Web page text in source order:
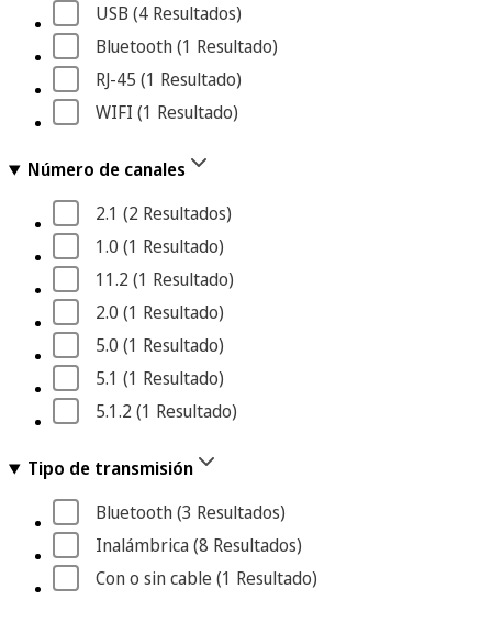
USB (4 Resultados)
Bluetooth (1 Resultado)
RJ-45 (1 Resultado)
WIFI (1 Resultado)
Número de canales
2.1 (2 Resultados)
1.0 (1 Resultado)
11.2 (1 Resultado)
2.0 (1 Resultado)
5.0 (1 Resultado)
5.1 (1 Resultado)
5.1.2 (1 Resultado)
Tipo de transmisión
Bluetooth (3 Resultados)
Inalámbrica (8 Resultados)
Con o sin cable (1 Resultado)